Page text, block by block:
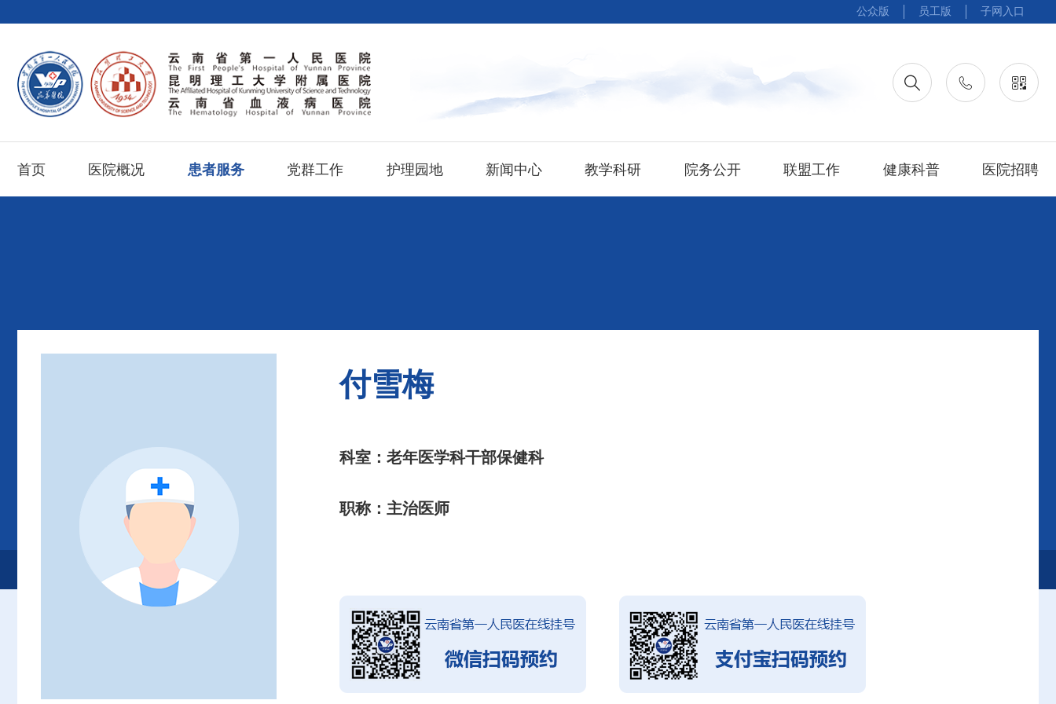
公众版 员工版 子网入口
首页 医院概况 患者服务 党群工作 护理园地 新闻中心 教学科研 院务公开 联盟工作 健康科普 医院招聘
就诊服务 专家介绍
付雪梅
科室：老年医学科干部保健科
职称：主治医师